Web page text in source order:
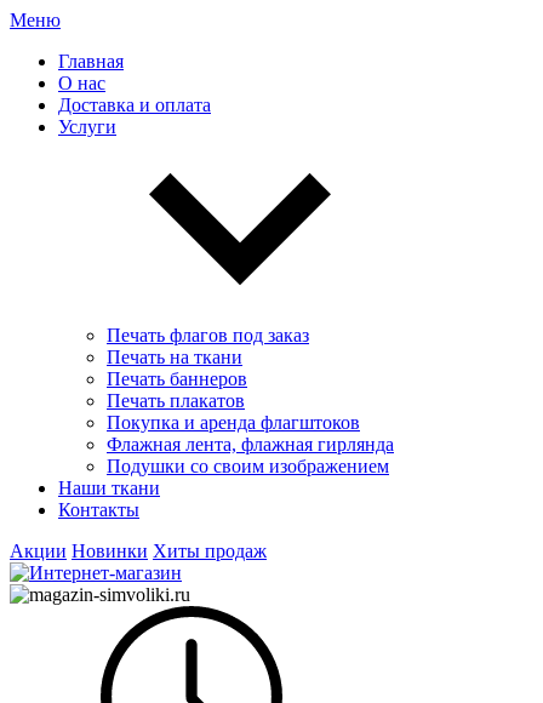
Меню
Главная
О нас
Доставка и оплата
Услуги
Печать флагов под заказ
Печать на ткани
Печать баннеров
Печать плакатов
Покупка и аренда флагштоков
Флажная лента, флажная гирлянда
Подушки со своим изображением
Наши ткани
Контакты
Акции Новинки Хиты продаж